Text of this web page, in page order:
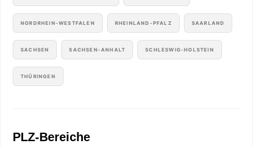
NORDRHEIN-WESTFALEN RHEINLAND-PFALZ SAARLAND
SACHSEN SACHSEN-ANHALT SCHLESWIG-HOLSTEIN
THÜRINGEN
PLZ-Bereiche